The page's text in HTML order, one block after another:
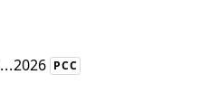
...2026 РСС